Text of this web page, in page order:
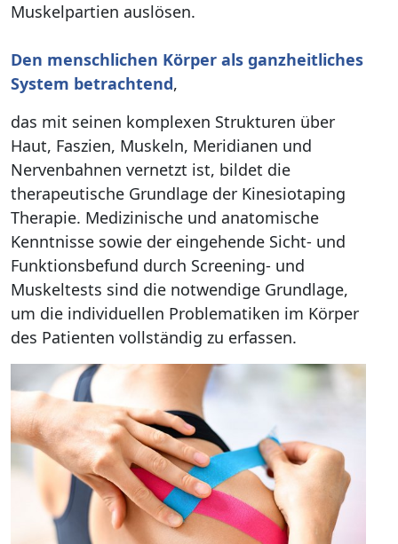
Muskelpartien auslösen.
Den menschlichen Körper als ganzheitliches
System betrachtend,
das mit seinen komplexen Strukturen über
Haut, Faszien, Muskeln, Meridianen und
Nervenbahnen vernetzt ist, bildet die
therapeutische Grundlage der Kinesiotaping
Therapie. Medizinische und anatomische
Kenntnisse sowie der eingehende Sicht- und
Funktionsbefund durch Screening- und
Muskeltests sind die notwendige Grundlage,
um die individuellen Problematiken im Körper
des Patienten vollständig zu erfassen.